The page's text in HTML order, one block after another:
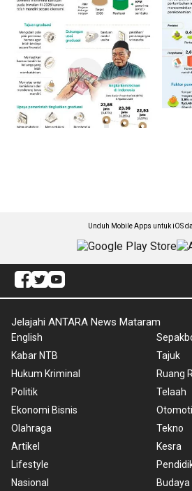
Unduh Mobile Apps untuk iOS
Jelajahi ANTARA News Mataram
English
Kabar NTB
Hukum Kriminal
Politik
Ekonomi Bisnis
Olahraga
Artikel
Lifestyle
Nasional
Tajuk
Ruang
Telaah
Tekno
Kesra